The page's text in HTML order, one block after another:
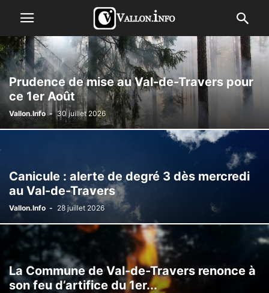
Prudence de mise au Val-de-Travers pour
ce 1er Août
Vallon.Info - 30 juillet 2026
Canicule : alerte de degré 3 dès mercredi
au Val-de-Travers
Vallon.Info - 28 juillet 2026
La Commune de Val-de-Travers renonce à
son feu d’artifice du 1er...